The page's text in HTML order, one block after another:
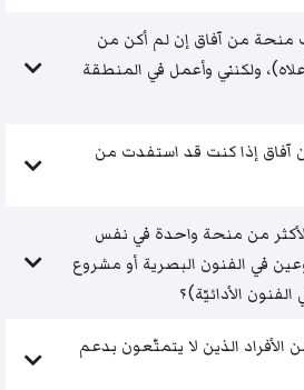
منحة من آفاق إن لم أكن من
ولكنني وأعمل في المنطقة
إذا كنت قد استفدت من
من منحة واحدة في نفس
في الفنون البصرية أو مشروع
الأدائيّة)؟
الذين لا يتمتّعون بدعم